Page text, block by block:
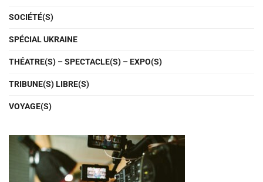
SOCIÉTÉ(S)
SPÉCIAL UKRAINE
THÉATRE(S) – SPECTACLE(S) – EXPO(S)
TRIBUNE(S) LIBRE(S)
VOYAGE(S)